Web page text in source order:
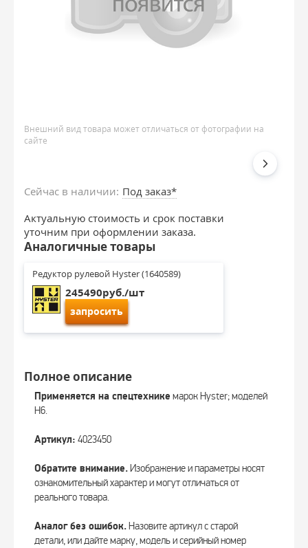
Внешний вид товара может отличаться от фотографии на
сайте
Сейчас в наличии: Под заказ*
Актуальную стоимость и срок поставки
уточним при оформлении заказа.
Аналогичные товары
Редуктор рулевой Hyster (1640589)
245490руб./шт
запросить
Полное описание
Применяется на спецтехнике марок Hyster; моделей
H6.
Артикул: 4023450
Обратите внимание.Изображение и параметры носят
ознакомительный характер и могут отличаться от
реального товара.
Аналог без ошибок.Назовите артикул с старой
детали, или дайте марку, модель и серийный номер